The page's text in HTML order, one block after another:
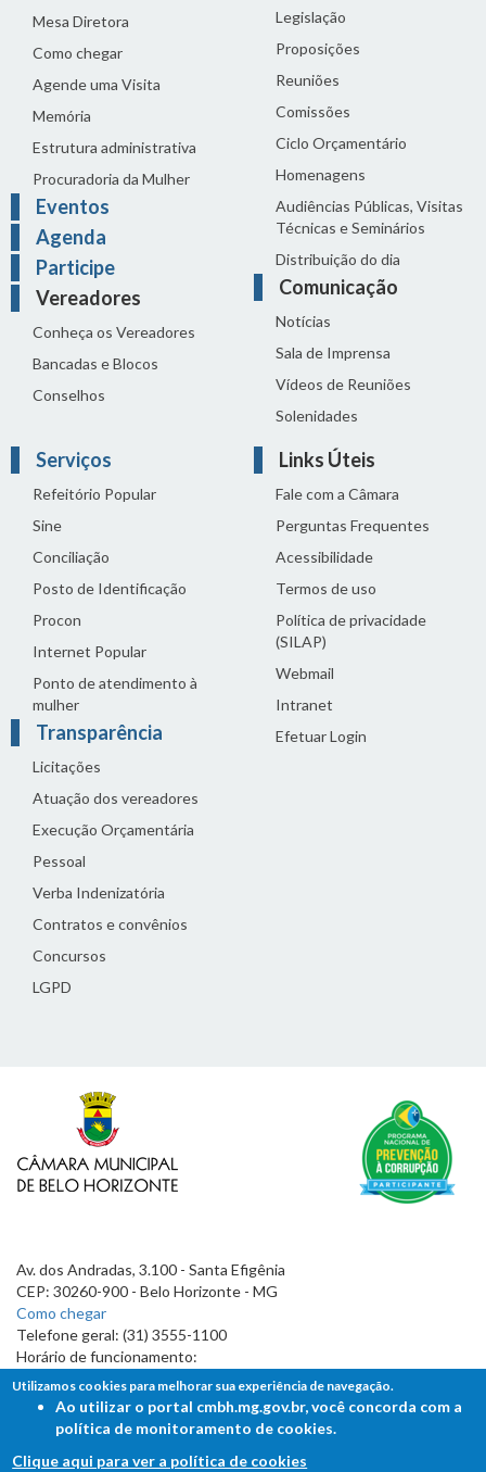
Mesa Diretora
Como chegar
Agende uma Visita
Memória
Estrutura administrativa
Procuradoria da Mulher
Eventos
Agenda
Participe
Vereadores
Conheça os Vereadores
Bancadas e Blocos
Conselhos
Legislação
Proposições
Reuniões
Comissões
Ciclo Orçamentário
Homenagens
Audiências Públicas, Visitas
Técnicas e Seminários
Distribuição do dia
Comunicação
Notícias
Sala de Imprensa
Vídeos de Reuniões
Solenidades
Serviços
Refeitório Popular
Sine
Conciliação
Posto de Identificação
Procon
Internet Popular
Ponto de atendimento à
mulher
Transparência
Licitações
Atuação dos vereadores
Execução Orçamentária
Pessoal
Verba Indenizatória
Contratos e convênios
Concursos
LGPD
Links Úteis
Fale com a Câmara
Perguntas Frequentes
Acessibilidade
Termos de uso
Política de privacidade
(SILAP)
Webmail
Intranet
Efetuar Login
Av. dos Andradas, 3.100 - Santa Efigênia
CEP: 30260-900 - Belo Horizonte - MG
Como chegar
Telefone geral: (31) 3555-1100
Horário de funcionamento:
7h às 19h
Utilizamos cookies para melhorar sua experiência de navegação.
Ao utilizar o portal cmbh.mg.gov.br, você concorda com a
política de monitoramento de cookies.
Clique aqui para ver a política de cookies